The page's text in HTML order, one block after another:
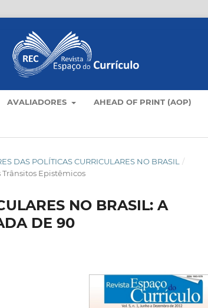
AVALIADORES AHEAD OF PRINT (AOP)
DAS POLÍTICAS CURRICULARES NO BRASIL
/
Trânsitos Epistêmicos
NO BRASIL: A
DE 90